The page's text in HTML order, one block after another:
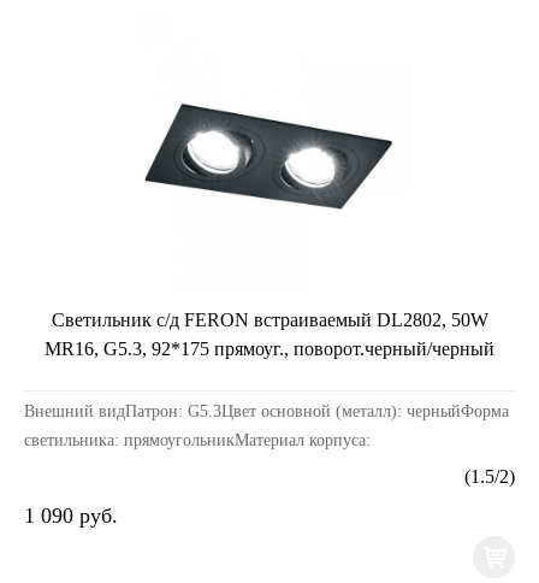
Светильник с/д FERON встраиваемый DL2802, 50W
MR16, G5.3, 92*175 прямоуг., поворот.черный/черный
Внешний видПатрон: G5.3Цвет основной (металл): черныйФорма
светильника: прямоугольникМатериал корпуса:
металлРазмерыДлина изделия, мм: 175Ширина изделия, мм: 92...
(1.5/2)
1 090 руб.